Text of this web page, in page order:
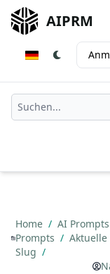
AIPRM
Home / AI
Prompts / Aktuelle
Slug /